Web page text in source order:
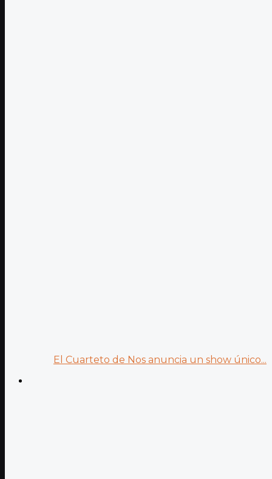
El Cuarteto de Nos anuncia un show único...